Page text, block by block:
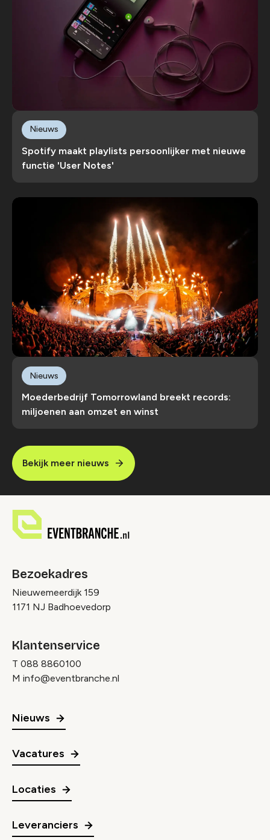
Spotify maakt playlists persoonlijker met nieuwe
functie 'User Notes'
Nieuws
Moederbedrijf Tomorrowland breekt records:
miljoenen aan omzet en winst
Nieuws
Bekijk meer nieuws
Bezoekadres
Nieuwemeerdijk 159
1171 NJ Badhoevedorp
Klantenservice
T 088 8860100
M info@eventbranche.nl
Nieuws
Vacatures
Locaties
Leveranciers